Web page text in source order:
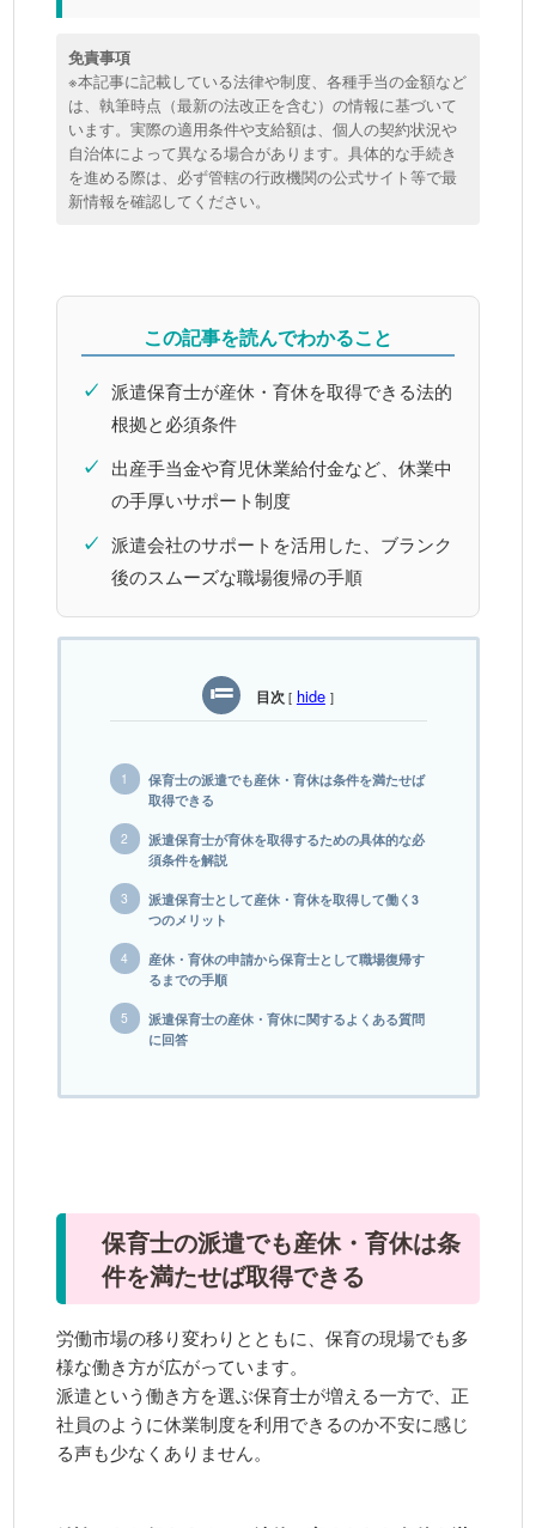
免責事項
※本記事に記載している法律や制度、各種手当の金額など
は、執筆時点（最新の法改正を含む）の情報に基づいて
います。実際の適用条件や支給額は、個人の契約状況や
自治体によって異なる場合があります。具体的な手続き
を進める際は、必ず管轄の行政機関の公式サイト等で最
新情報を確認してください。
この記事を読んでわかること
✓ 派遣保育士が産休・育休を取得できる法的
根拠と必須条件
✓ 出産手当金や育児休業給付金など、休業中
の手厚いサポート制度
✓ 派遣会社のサポートを活用した、ブランク
後のスムーズな職場復帰の手順
目次[ hide ]
保育士の派遣でも産休・育休は条件を満たせば
取得できる
派遣保育士が育休を取得するための具体的な必
須条件を解説
派遣保育士として産休・育休を取得して働く3
つのメリット
産休・育休の申請から保育士として職場復帰す
るまでの手順
派遣保育士の産休・育休に関するよくある質問
に回答
保育士の派遣でも産休・育休は条
件を満たせば取得できる
労働市場の移り変わりとともに、保育の現場でも多
様な働き方が広がっています。
派遣という働き方を選ぶ保育士が増える一方で、正
社員のように休業制度を利用できるのか不安に感じ
る声も少なくありません。